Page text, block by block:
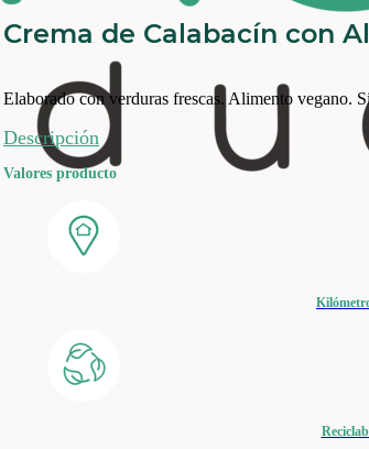
Crema de Calabacín con
Elaborado con verduras frescas. Alimento vegano.
Descripción
Valores producto